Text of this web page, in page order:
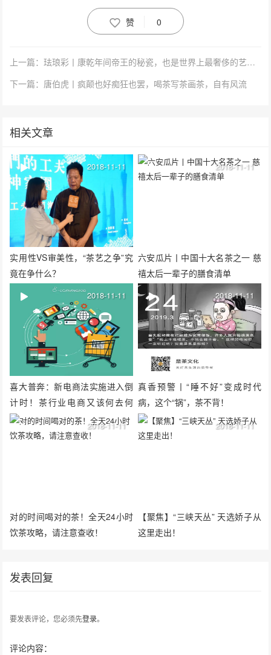
赞 0
上一篇：珐琅彩丨康乾年间帝王的秘瓷，也是世界上最奢侈的艺术品
下一篇：唐伯虎丨疯颠也好痴狂也罢，喝茶写茶画茶，自有风流
相关文章
实用性VS审美性，“茶艺之争”究
竟在争什么？
2018-11-11
六安瓜片丨中国十大名茶之一 慈
禧太后一辈子的膳食清单
2018-11-11
喜大普奔：新电商法实施进入倒
计时！茶行业电商又该何去何
从？
2018-11-11
真香预警丨“睡不好”变成时代
病，这个“锅”，茶不背！
2018-11-11
对的时间喝对的茶！全天24小时
饮茶攻略，请注意查收！
2018-11-11
【聚焦】“三峡天丛” 天选娇子从
这里走出！
2018-11-11
发表回复
要发表评论，您必须先登录。
评论内容：